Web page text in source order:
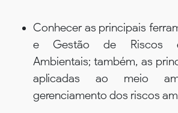
Conhecer as principais
e Gestão de Riscos e
Ambientais; também, as
aplicadas ao meio
gerenciamento dos riscos